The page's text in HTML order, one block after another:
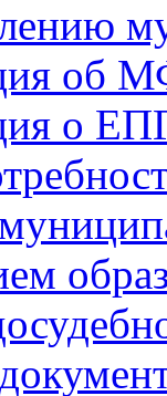
об
о